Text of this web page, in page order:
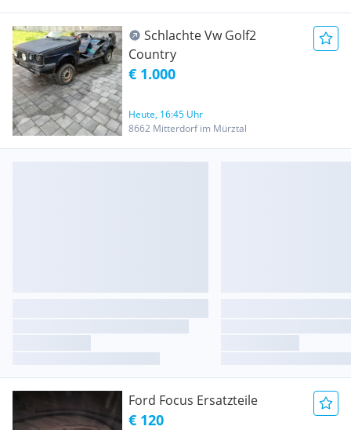
Schlachte Vw Golf2
Country
€ 1.000
Heute, 16:45 Uhr
8662 Mitterdorf im Mürztal
Ford Focus Ersatzteile
€ 120